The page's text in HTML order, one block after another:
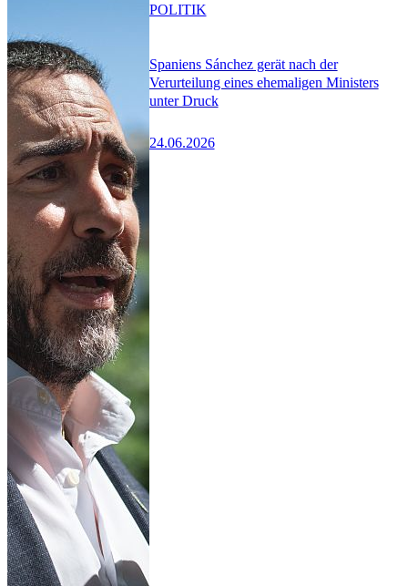
Spaniens Sánchez gerät nach der
Verurteilung eines ehemaligen Ministers
unter Druck
24.06.2026
POLITIK